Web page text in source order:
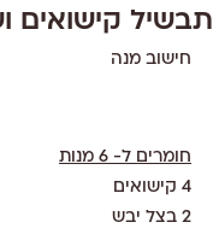
תבשיל קישואים
חישוב מנה
חומרים ל- 6 מנות
4 קישואים
2 בצל יבש